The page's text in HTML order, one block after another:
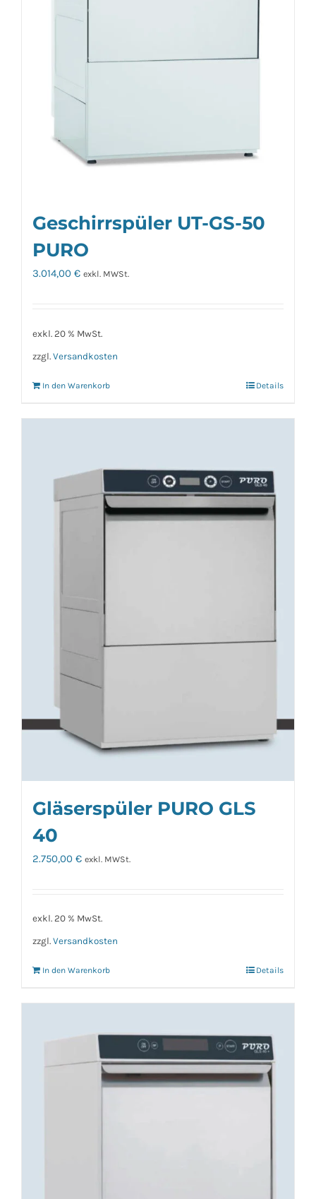
Geschirrspüler UT-GS-50
PURO
3.014,00 € exkl. MWSt.
exkl. 20 % MwSt.
zzgl. Versandkosten
In den Warenkorb Details
Gläserspüler PURO GLS
40
2.750,00 € exkl. MWSt.
exkl. 20 % MwSt.
zzgl. Versandkosten
In den Warenkorb Details